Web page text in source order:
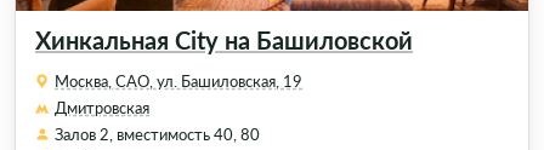
Хинкальная City на Башиловской
Москва, САО, ул. Башиловская, 19
Дмитровская
Залов 2, вместимость 40, 80